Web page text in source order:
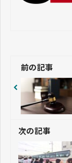
前の記事
次の記事